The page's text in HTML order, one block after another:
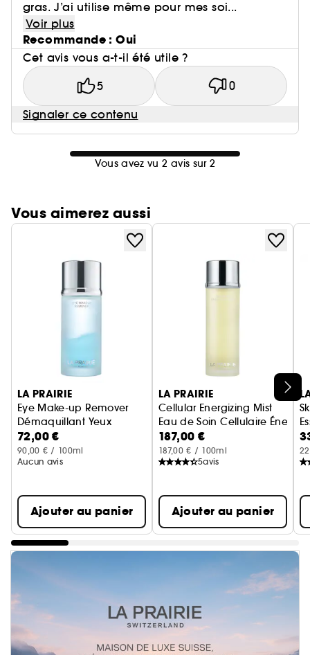
gras. J’ai utilise même pour mes soi...
Voir plus
Recommande : Oui
Cet avis vous a-t-il été utile ?
5 0
Signaler ce contenu
Vous avez vu 2 avis sur 2
Vous aimerez aussi
Ignorer le carrousel produits
LA PRAIRIE
Eye Make-up Remover
Démaquillant Yeux
72,00 €
90,00 € / 100ml
Aucun avis
Ajouter au panier
LA PRAIRIE
Cellular Energizing Mist
Eau de Soin Cellulaire
187,00 €
187,00 € / 100ml
5avis
Ajouter au panier